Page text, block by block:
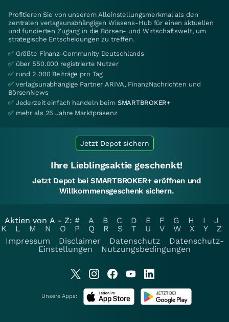
Profitieren Sie von unserem Alleinstellungsmerkmal als den
zentralen verlagsunabhängigen Wissens-Hub für einen aktuellen
und fundierten Zugang in die Börsen- und Wirtschaftswelt, um
strategische Entscheidungen zu treffen.
✅ Größte Finanz-Community Deutschlands
✅ über 550.000 registrierte Nutzer
✅ rund 2.000 Beiträge pro Tag
✅ verlagsunabhängige Partner ARIVA, FinanzNachrichten und
BörsenNews
✅ Jederzeit einfach handeln beim SMARTBROKER+
✅ mehr als 25 Jahre Marktpräsenz
Jetzt Depot sichern
Ihre Lieblingsaktie geschenkt!
Jetzt Depot bei SMARTBROKER+ eröffnen und
Willkommensgeschenk sichern.
Aktien von A - Z: # A B C D E F G H I
J
K
L M N O P Q R S T U V W X Y
Z
Impressum
Disclaimer Datenschutz
Datenschutz-
Einstellungen
Nutzungsbedingungen
Unsere Apps: